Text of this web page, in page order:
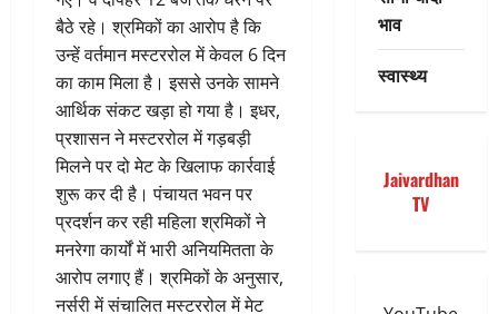
बैठे रहे। श्रमिकों का आरोप है कि
उन्हें वर्तमान मस्टररोल में केवल 6 दिन
का काम मिला है। इससे उनके सामने
आर्थिक संकट खड़ा हो गया है। इधर,
प्रशासन ने मस्टररोल में गड़बड़ी
मिलने पर दो मेट के खिलाफ कार्रवाई
शुरू कर दी है। पंचायत भवन पर
प्रदर्शन कर रही महिला श्रमिकों ने
मनरेगा कार्यों में भारी अनियमितता के
आरोप लगाए हैं। श्रमिकों के अनुसार,
नर्सरी में संचालित मस्टररोल में मेट
भाव
स्वास्थ्य
Jaivardhan
TV